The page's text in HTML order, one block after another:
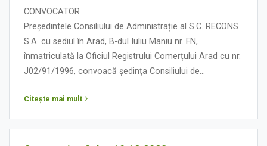
CONVOCATOR
Președintele Consiliului de Administrație al S.C. RECONS
S.A. cu sediul în Arad, B-dul Iuliu Maniu nr. FN,
înmatriculată la Oficiul Registrului Comerțului Arad cu nr.
J02/91/1996, convoacă ședința Consiliului de
cu următoarea:
Citește mai mult